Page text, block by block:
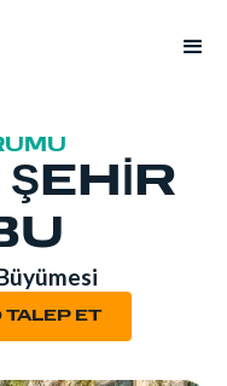
TALEP ET